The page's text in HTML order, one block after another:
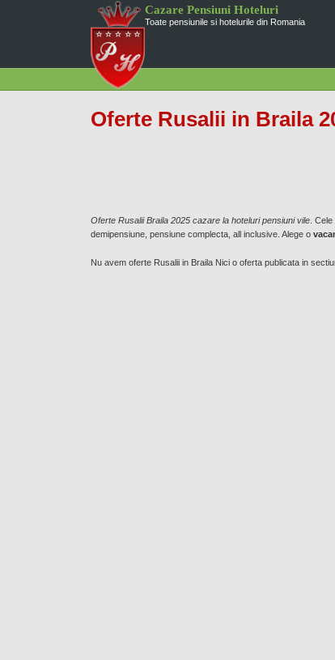
Cazare Pensiuni Hoteluri
Toate pensiunile si hotelurile din Romania
Oferte Rusalii in Braila
Oferte Rusalii Braila 2025 cazare la hoteluri pensiuni vile .
demipensiune, pensiune complecta, all inclusive. Alege o
Nu avem oferte Rusalii in Braila Nici o oferta publicata in